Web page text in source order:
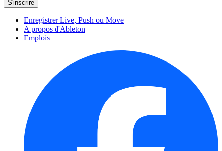
Enregistrer Live, Push ou Move
A propos d'Ableton
Emplois